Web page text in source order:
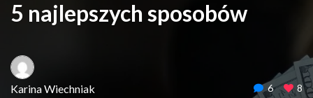
5 najlepszych sposobów
Karina Wiechniak 6 8